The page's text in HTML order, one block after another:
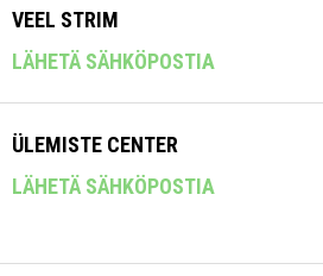
VEEL STRIM
LÄHETÄ SÄHKÖPOSTIA
ÜLEMISTE CENTER
LÄHETÄ SÄHKÖPOSTIA